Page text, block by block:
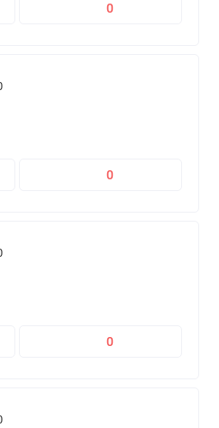
0
0
0